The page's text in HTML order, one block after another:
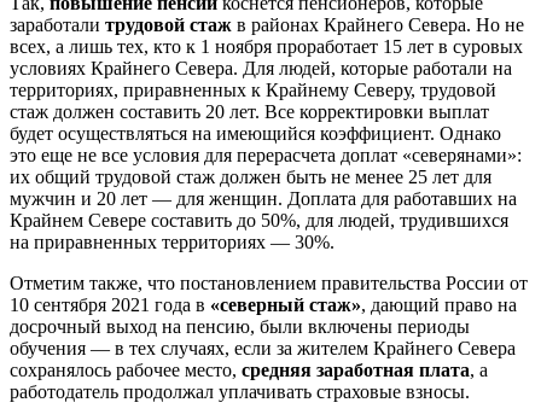
заработали трудовой стаж в районах Крайнего Севера. Но не
всех, а лишь тех, кто к 1 ноября проработает 15 лет в суровых
условиях Крайнего Севера. Для людей, которые работали на
территориях, приравненных к Крайнему Северу, трудовой
стаж должен составить 20 лет. Все корректировки выплат
будет осуществляться на имеющийся коэффициент. Однако
это еще не все условия для перерасчета доплат «северянами»:
их общий трудовой стаж должен быть не менее 25 лет для
мужчин и 20 лет — для женщин. Доплата для работавших на
Крайнем Севере составить до 50%, для людей, трудившихся
на приравненных территориях — 30%.
Отметим также, что постановлением правительства России от
10 сентября 2021 года в «северный стаж», дающий право на
досрочный выход на пенсию, были включены периоды
обучения — в тех случаях, если за жителем Крайнего Севера
сохранялось рабочее место, средняя заработная плата, а
работодатель продолжал уплачивать страховые взносы.